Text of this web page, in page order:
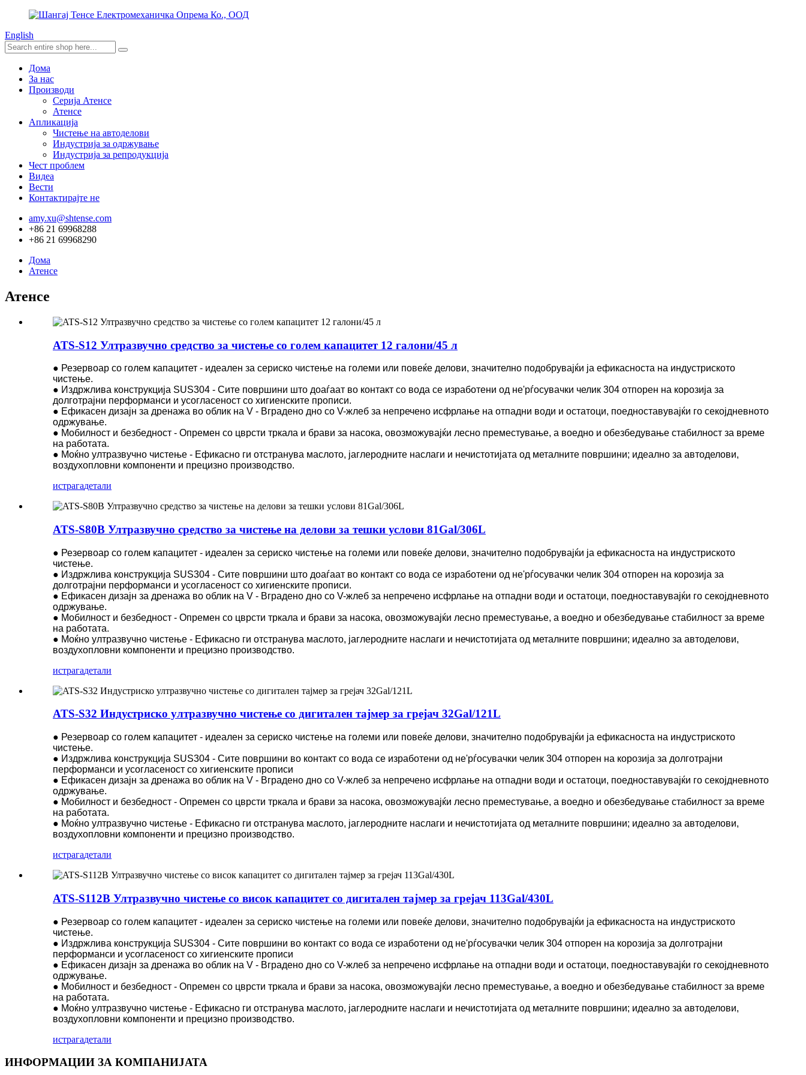
English
Дома
За нас
Производи
Серија Атенсе
Атенсе
Апликација
Чистење на автоделови
Индустрија за одржување
Индустрија за репродукција
Чест проблем
Видеа
Вести
Контактирајте не
amy.xu@shtense.com
+86 21 69968288
+86 21 69968290
Дома
Атенсе
Атенсе
ATS-S12 Ултразвучно средство за чистење со голем капацитет 12 галони/45 л
● Резервоар со голем капацитет - идеален за сериско чистење на големи или повеќе делови, значително подобрувајќи ја ефикасноста на индустриското
чистење.
● Издржлива конструкција SUS304 - Сите површини што доаѓаат во контакт со вода се изработени од не'рѓосувачки челик 304 отпорен на корозија за
долготрајни перформанси и усогласеност со хигиенските прописи.
● Ефикасен дизајн за дренажа во облик на V - Вградено дно со V-жлеб за непречено исфрлање на отпадни води и остатоци, поедноставувајќи го секојдневното
одржување.
● Мобилност и безбедност - Опремен со цврсти тркала и брави за насока, овозможувајќи лесно преместување, а воедно и обезбедување стабилност за време
на работата.
● Моќно ултразвучно чистење - Ефикасно ги отстранува маслото, јаглеродните наслаги и нечистотијата од металните површини; идеално за автоделови,
воздухопловни компоненти и прецизно производство.
истрагадетали
ATS-S80B Ултразвучно средство за чистење на делови за тешки услови 81Gal/306L
● Резервоар со голем капацитет - идеален за сериско чистење на големи или повеќе делови, значително подобрувајќи ја ефикасноста на индустриското
чистење.
● Издржлива конструкција SUS304 - Сите површини што доаѓаат во контакт со вода се изработени од не'рѓосувачки челик 304 отпорен на корозија за
долготрајни перформанси и усогласеност со хигиенските прописи.
● Ефикасен дизајн за дренажа во облик на V - Вградено дно со V-жлеб за непречено исфрлање на отпадни води и остатоци, поедноставувајќи го секојдневното
одржување.
● Мобилност и безбедност - Опремен со цврсти тркала и брави за насока, овозможувајќи лесно преместување, а воедно и обезбедување стабилност за време
на работата.
● Моќно ултразвучно чистење - Ефикасно ги отстранува маслото, јаглеродните наслаги и нечистотијата од металните површини; идеално за автоделови,
воздухопловни компоненти и прецизно производство.
истрагадетали
ATS-S32 Индустриско ултразвучно чистење со дигитален тајмер за грејач 32Gal/121L
● Резервоар со голем капацитет - идеален за сериско чистење на големи или повеќе делови, значително подобрувајќи ја ефикасноста на индустриското
чистење.
● Издржлива конструкција SUS304 - Сите површини во контакт со вода се изработени од не'рѓосувачки челик 304 отпорен на корозија за долготрајни
перформанси и усогласеност со хигиенските прописи
● Ефикасен дизајн за дренажа во облик на V - Вградено дно со V-жлеб за непречено исфрлање на отпадни води и остатоци, поедноставувајќи го секојдневното
одржување.
● Мобилност и безбедност - Опремен со цврсти тркала и брави за насока, овозможувајќи лесно преместување, а воедно и обезбедување стабилност за време
на работата.
● Моќно ултразвучно чистење - Ефикасно ги отстранува маслото, јаглеродните наслаги и нечистотијата од металните површини; идеално за автоделови,
воздухопловни компоненти и прецизно производство.
истрагадетали
ATS-S112B Ултразвучно чистење со висок капацитет со дигитален тајмер за грејач 113Gal/430L
● Резервоар со голем капацитет - идеален за сериско чистење на големи или повеќе делови, значително подобрувајќи ја ефикасноста на индустриското
чистење.
● Издржлива конструкција SUS304 - Сите површини во контакт со вода се изработени од не'рѓосувачки челик 304 отпорен на корозија за долготрајни
перформанси и усогласеност со хигиенските прописи
● Ефикасен дизајн за дренажа во облик на V - Вградено дно со V-жлеб за непречено исфрлање на отпадни води и остатоци, поедноставувајќи го секојдневното
одржување.
● Мобилност и безбедност - Опремен со цврсти тркала и брави за насока, овозможувајќи лесно преместување, а воедно и обезбедување стабилност за време
на работата.
● Моќно ултразвучно чистење - Ефикасно ги отстранува маслото, јаглеродните наслаги и нечистотијата од металните површини; идеално за автоделови,
воздухопловни компоненти и прецизно производство.
истрагадетали
ИНФОРМАЦИИ ЗА КОМПАНИЈАТА